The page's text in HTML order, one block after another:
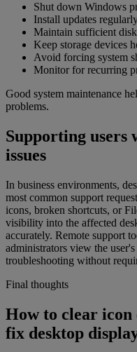
Shut down Windows
Install updates
Maintain sufficient
Keep storage devices
Avoid forcing system
Monitor for recurring
Good system maintenance
problems.
Supporting users
issues
In business environments,
most common support
icons, broken shortcuts, or
visibility into the affected
accurately. Remote support
administrators view the
troubleshooting without
Final thoughts
How to clear icon
fix desktop